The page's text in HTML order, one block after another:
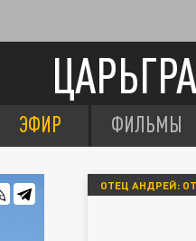
ЭФИР ФИЛЬМЫ
ОТЕЦ АНДРЕЙ: